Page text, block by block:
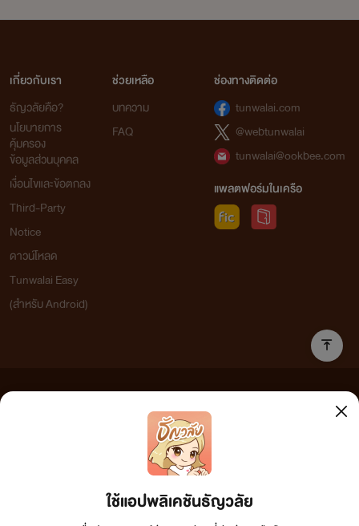
ใช้แอปพลิเคชันธัญวลัย
เกี่ยวกับเรา
ธัญวลัยคือ?
นโยบายการ
คุ้มครอง
ข้อมูลส่วนบุคคล
เงื่อนไขและข้อตกลง
Third-Party
Notice
ดาวน์โหลด
Tunwalai Easy
(สำหรับ Android)
ช่วยเหลือ
บทความ
FAQ
ช่องทางติดต่อ
tunwalai.com
@webtunwalai
tunwalai@ookbee.com
แพลตฟอร์มในเครือ
เว็บไซต์แห่งนี้ไม่ได้เห็นด้วยและไม่ขอรับผิดชอบต่อข้อความใดๆ ทั้งสิ้น ดังนั้นผู้อ่านทุกท่านโปรดใช้
วิจารณญาณในการกลั่นกรองด้วยตนเอง และหากท่านพบข้อความใดๆ ที่ขัดต่อกฎหมายและศีลธรรม
กรุณาแจ้งมาที่ tunwalai@ookbee.com เพื่อทีมงานจะได้ดำเนินการในทันที ทั้งนี้ ทางเว็บไซต์ขอสงวน
ลิขสิทธิ์ตามพระราชบัญญัติลิขสิทธิ์ (ฉบับเพิ่มเติม) พ.ศ.2558